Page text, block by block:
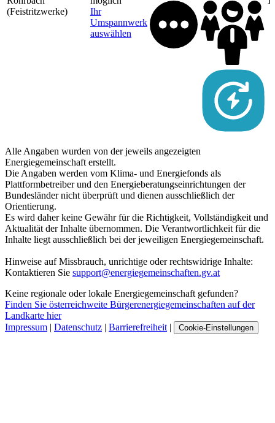
(Feistritzwerke)
Ihr
Umspannwerk
auswählen
Alle Angaben wurden von der jeweils angezeigten
Energiegemeinschaft erstellt.
Die Angaben werden vom Klima- und Energiefonds als
Plattformbetreiber und den Energieberatungseinrichtungen der
Bundesländer nicht überprüft und dienen ausschließlich der
Orientierung.
Es wird daher keine Gewähr für die Richtigkeit, Vollständigkeit und
Aktualität der Inhalte übernommen. Die Verantwortlichkeit für die
Inhalte liegt ausschließlich bei der jeweiligen Energiegemeinschaft.
Hinweise auf Missbrauch, unrichtige oder rechtswidrige Inhalte:
Kontaktieren Sie support@energiegemeinschaften.gv.at
Keine regionale oder lokale Energiegemeinschaft gefunden?
Finden Sie österreichweite Bürgerenergiegemeinschaften auf der
Landkarte hier
Impressum | Datenschutz | Barrierefreiheit | Cookie-Einstellungen